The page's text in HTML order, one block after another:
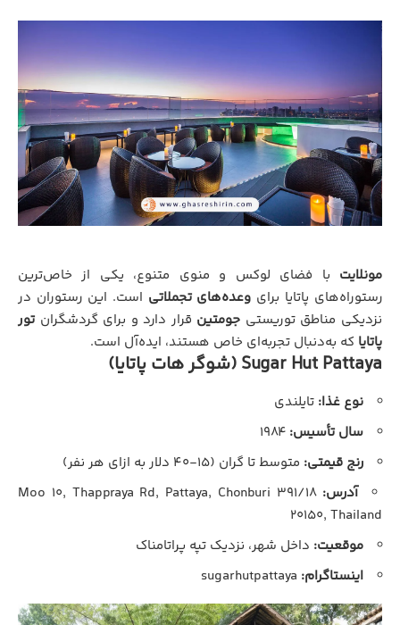
مونلایت با فضای لوکس و منوی متنوع، یکی از خاص‌ترین
رستوراه‌های پاتایا برای وعده‌های تجملاتی است. این رستوران در
نزدیکی مناطق توریستی جومتین قرار دارد و برای گردشگران تور
پاتایا که به‌دنبال تجربه‌ای خاص هستند، ایده‌آل است.
Sugar Hut Pattaya (شوگر هات پاتایا)
نوع غذا: تایلندی
سال تأسیس:
رنج قیمتی: متوسط تا گران (۱۵-۴۰ دلار به ازای هر نفر)
آدرس:
۳۹۱/۱۸ Moo ۱۰, Thappraya Rd, Pattaya, Chonburi
۲۰۱۵۰, Thailand
موقعیت: داخل شهر، نزدیک تپه پراتامناک
اینستاگرام: